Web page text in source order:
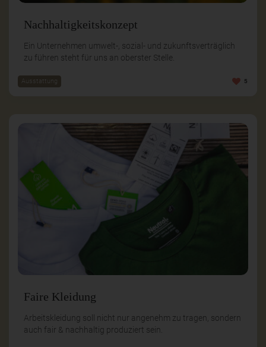
Nachhaltigkeitskonzept
Ein Unternehmen umwelt-, sozial- und zukunftsverträglich
zu führen steht für uns an oberster Stelle.
Ausstattung 5
Faire Kleidung
Arbeitskleidung soll nicht nur angenehm zu tragen, sondern
auch fair & nachhaltig produziert sein.